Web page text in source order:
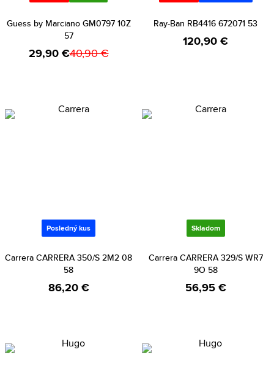
Guess by Marciano GM0797 10Z
57
29,90 €40,90 €
Ray-Ban RB4416 672071 53
120,90 €
Posledný kus
Carrera CARRERA 350/S 2M2 08
58
86,20 €
Skladom
Carrera CARRERA 329/S WR7
9O 58
56,95 €